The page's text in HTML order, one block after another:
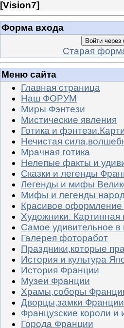
[Vision7]
Форма входа
Войти через
Старая
Меню сайта
Главная страница
Наш ФОРУМ
Миры Фэнтези
Мистические явления
Готика и
Нечистая
Мрачная готика
Нелепые факты и
Сказки и легенды
Легенды и мифы
Мифы и легенды
Красивое оформление
Художники. Картинная
Самое удивительное в
Галерея фоторабот
Праздники,которые
История и культура
История Франции
Музеи Франции
Храмы,соборы
Дворцы,замки Франции
Французские короли и
Города Франции